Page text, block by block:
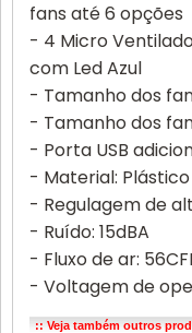
fans até 6 opções
- 4 Micro
com Led Azul
- Tamanho dos
- Tamanho dos
- Porta USB
- Material:
- Regulagem de
- Ruído: 15dBA
- Fluxo de ar:
- Voltagem de
:: Veja também outros